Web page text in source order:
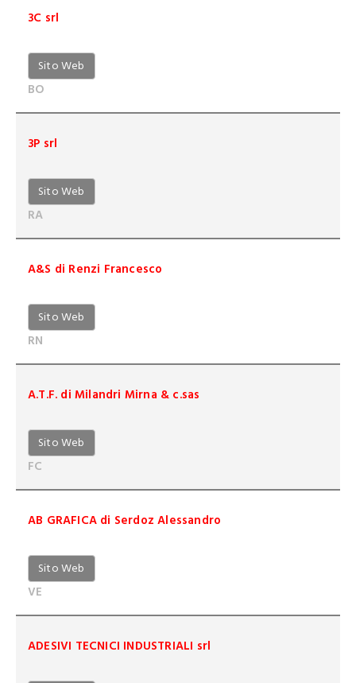
3C srl
Sito Web
BO
3P srl
Sito Web
RA
A&S di Renzi Francesco
Sito Web
RN
A.T.F. di Milandri Mirna & c.sas
Sito Web
FC
AB GRAFICA di Serdoz Alessandro
Sito Web
VE
ADESIVI TECNICI INDUSTRIALI srl